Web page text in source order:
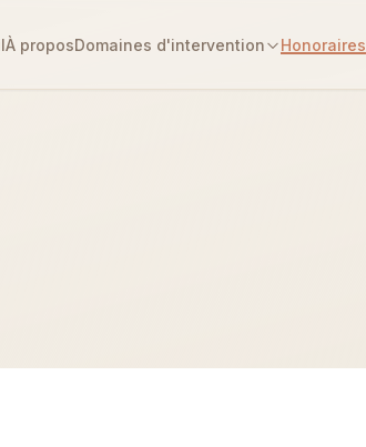
À proposDomaines d'intervention Honoraires